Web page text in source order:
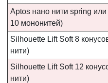
Aptos нано нити spring
10 мононитей)
Silhouette Lift Soft 8
нити)
Silhouette Lift Soft 12
нити)